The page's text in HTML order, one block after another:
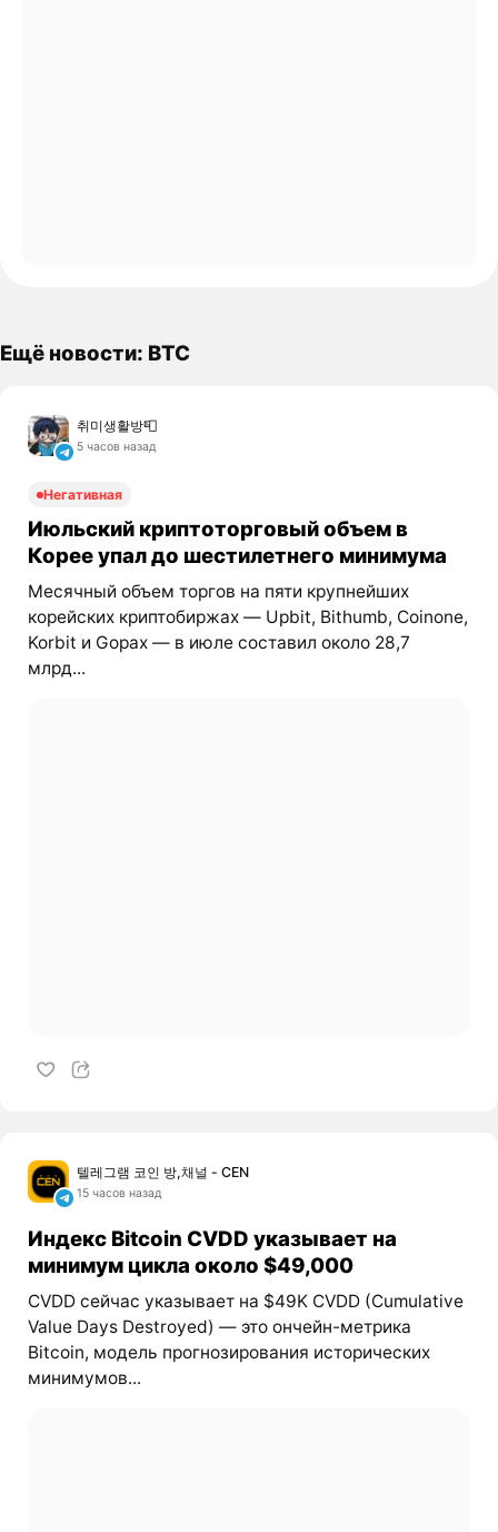
Ещё новости: BTC
취미생활방📮
5 часов назад
Негативная
Июльский криптоторговый объем в
Корее упал до шестилетнего минимума
Месячный объем торгов на пяти крупнейших
корейских криптобиржах — Upbit, Bithumb, Coinone,
Korbit и Gopax — в июле составил около 28,7
млрд...
텔레그램 코인 방,채널 - CEN
15 часов назад
Индекс Bitcoin CVDD указывает на
минимум цикла около $49,000
CVDD сейчас указывает на $49K CVDD (Cumulative
Value Days Destroyed) — это ончейн-метрика
Bitcoin, модель прогнозирования исторических
минимумов...